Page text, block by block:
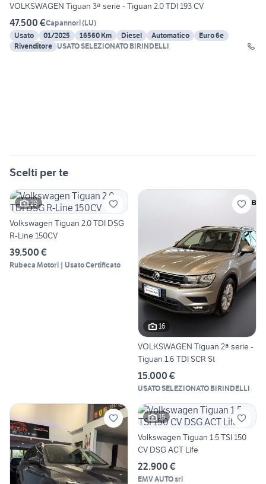
VOLKSWAGEN Tiguan 3ª serie - Tiguan 2.0 TDI 193 CV
47.500 €Capannori(LU)
Usato
01/2025 16560 Km Diesel Automatico
Euro 6e
Rivenditore USATO SELEZIONATO BIRINDELLI
Scelti per te
29
Volkswagen Tiguan 2.0 TDI DSG
R-Line 150CV
39.500 €
Rubeca Motori | Usato Certificato
16
VOLKSWAGEN Tiguan 2ª serie -
Tiguan 1.6 TDI SCR St
15.000 €
USATO SELEZIONATO BIRINDELLI
15
Volkswagen Tiguan 1.5 TSI 150
CV DSG ACT Life
22.900 €
EMV AUTO srl